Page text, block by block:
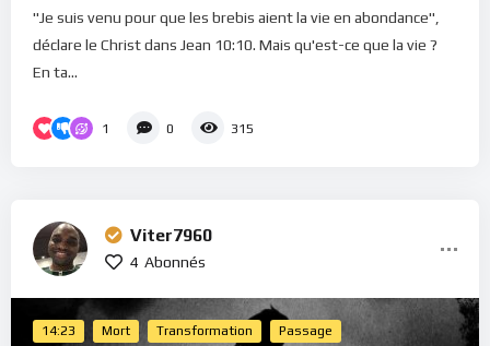
"Je suis venu pour que les brebis aient la vie en abondance",
déclare le Christ dans Jean 10:10. Mais qu'est-ce que la vie ?
En ta...
1 0 315
Viter7960
4 Abonnés
14:23 Mort Transformation Passage